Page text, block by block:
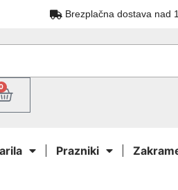
Brezplačna dostava nad
Prazniki